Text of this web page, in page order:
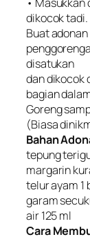
dikocok tadi.
Buat
disatukan
dan dikocok
bagian
Goreng
(Biasa
Bahan
tepung
margarin
telur ayam 1
garam
air 125 ml
Cara